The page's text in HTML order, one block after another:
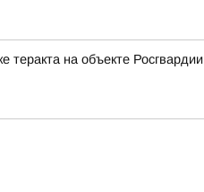
теракта на объекте Росгвардии